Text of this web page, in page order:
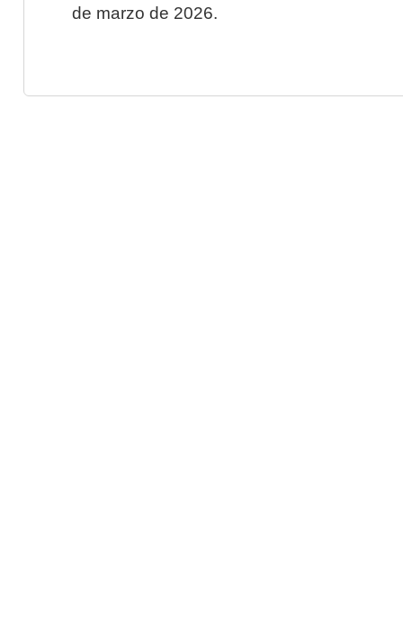
de marzo de 2026.